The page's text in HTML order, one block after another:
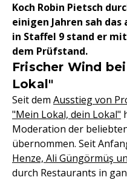
Koch Robin Pietsch
einigen Jahren sah das
in Staffel 9 stand er
dem Prüfstand.
Frischer Wind
Lokal"
Seit dem Ausstieg von
"Mein Lokal, dein Lokal"
Moderation der
übernommen. Seit
Henze, Ali Güngörmüş
durch Restaurants in